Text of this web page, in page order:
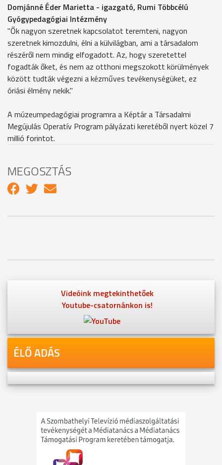
Domjánné Éder Marietta - igazgató, Rumi Többcélú
Gyógypedagógiai Intézmény
"Ők nagyon szeretnek kapcsolatot teremteni, nagyon
szeretnek kimozdulni, élni a külvilágban, ami a társadalom
részéről nem mindig elfogadott. Az, hogy szeretettel
fogadták őket, és nem az otthoni megszokott körülmények
között tudták végezni a kézműves tevékenységüket, ez
óriási élmény nekik."
A múzeumpedagógiai programra a Képtár a Társadalmi
Megújulás Operatív Program pályázati keretéből nyert közel 7
millió forintot.
MEGOSZTÁS
Videóink megtekinthetőek
Youtube-csatornánkon is!
ÉLŐ ADÁS